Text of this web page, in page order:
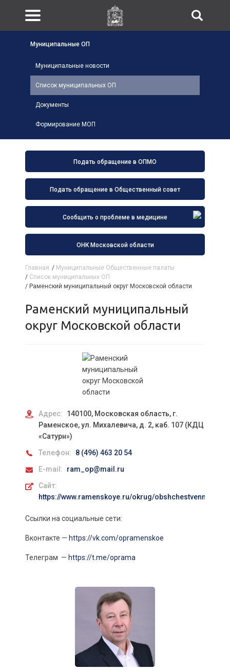
Подать обращение в ОПМО
Подать обращение в Общественный совет
Сообщить о проблеме в медицине
ОНК Московской области
Муниципальные ОП
Муниципальные новости
Список муниципальных ОП
Документы
Формирование МОП
Главная / Муниципальные Общественные палаты
/ Список муниципальных ОП
/ Раменский муниципальный округ Московской области
Раменский муниципальный
округ Московской области
Адрес:
140100, Московская область, г.
Раменское, ул. Михалевича, д. 2, каб. 107 (КДЦ
«Сатурн»)
Телефон:
8 (496) 463 20 54
E-mail:
ram_op@mail.ru
Сайт:
https://www.ramenskoye.ru/okrug/obshchestvennaya-
Ссылки на социальные сети:
Вконтакте — https://vk.com/opramenskoe
Телеграм — https://t.me/oprama